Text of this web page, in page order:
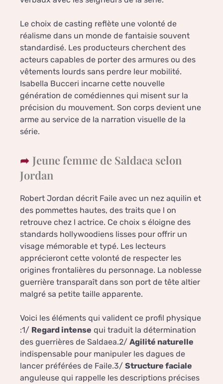
Le choix de casting reflète une volonté de
réalisme dans un monde de fantaisie souvent
standardisé. Les producteurs cherchent des
acteurs capables de porter des armures ou des
vêtements lourds sans perdre leur mobilité.
Isabella Bucceri incarne cette nouvelle
génération de comédiennes qui misent sur la
précision du mouvement. Son corps devient une
arme au service de la narration visuelle de la
série.
Jeune femme de Saldaea selon
Jordan
Robert Jordan décrit Faile avec un nez aquilin et
des pommettes hautes, des traits que l on
retrouve chez l actrice. Ce choix s éloigne des
standards hollywoodiens lisses pour offrir un
visage mémorable et typé. Les lecteurs
apprécieront cette volonté de respecter les
origines frontalières du personnage. La noblesse
guerrière transparaît dans son port de tête altier
malgré sa petite taille apparente.
Voici les éléments qui valident ce profil physique
:1/ Regard intense qui traduit la détermination
des guerrières de Saldaea.2/ Agilité naturelle
indispensable pour manipuler les dagues de
lancer préférées de Faile.3/ Structure faciale
anguleuse qui rappelle les descriptions précises